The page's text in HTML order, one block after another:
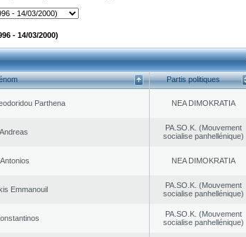
- 14/03/2000)
Partis politiques
Parthena NEA DΙMOKRATIA
PA.SO.K. (Mouvement
socialise panhellénique)
NEA DΙMOKRATIA
Emmanouil
PA.SO.K. (Mouvement
socialise panhellénique)
PA.SO.K. (Mouvement
socialise panhellénique)